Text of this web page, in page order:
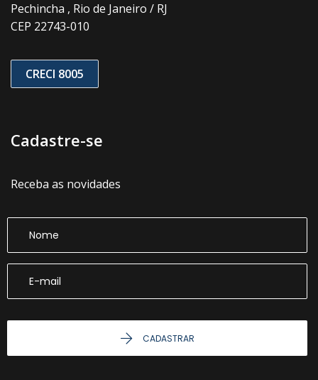
Pechincha , Rio de Janeiro / RJ
CEP 22743-010
CRECI 8005
Cadastre-se
Receba as novidades
CADASTRAR